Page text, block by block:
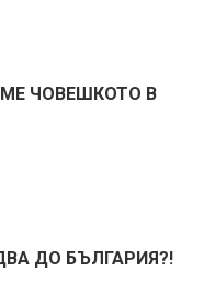
ЧОВЕШКОТО В
ДО БЪЛГАРИЯ?!